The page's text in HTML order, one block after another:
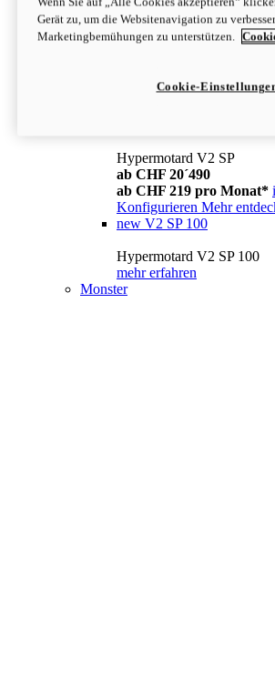
Konfigurieren Mehr
newV2
ab CHF 169 pro Monat* i
Mehr
Hypermotard V2 SP
ab CHF 20´490
ab CHF 219 pro Monat* i
Konfigurieren Mehr
new V2 SP 100
Hypermotard V2 SP 100
mehr erfahren
Monster
Gerät zu, um die Websitenavigation zu
Marketingbemühungen zu unterstützen.
Cookie-